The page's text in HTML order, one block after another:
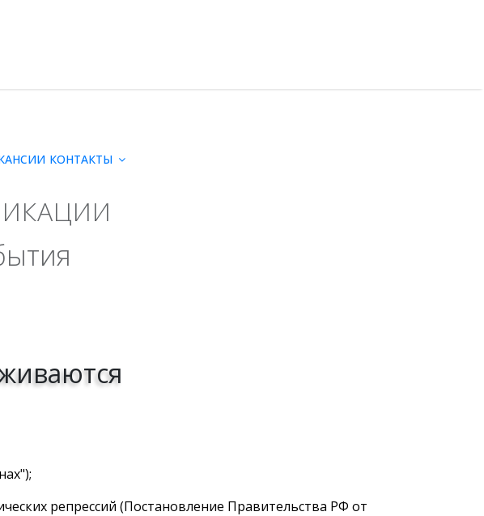
КОНТАКТЫ
репрессий (Постановление Правительства РФ от